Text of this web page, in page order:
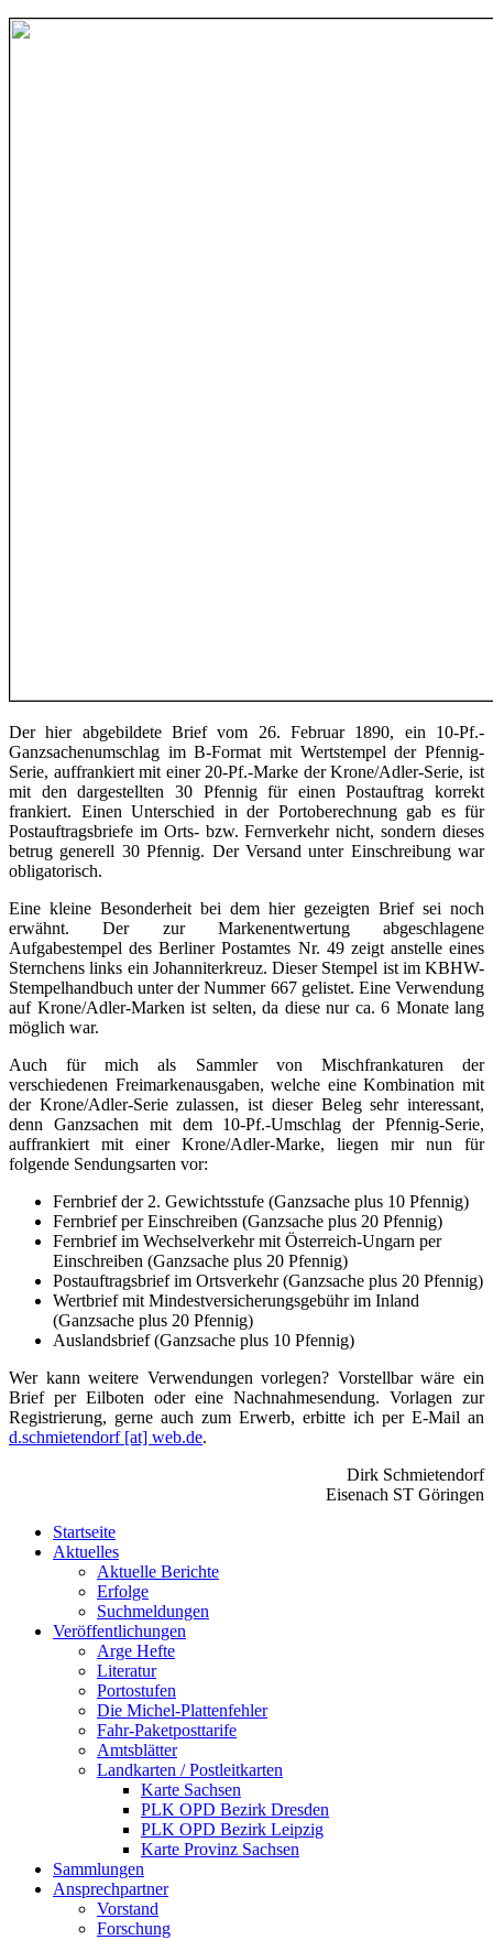
Der hier abgebildete Brief vom 26. Februar 1890, ein 10-Pf.-
Ganzsachenumschlag im B-Format mit Wertstempel der Pfennig-
Serie, auffrankiert mit einer 20-Pf.-Marke der Krone/Adler-Serie, ist
mit den dargestellten 30 Pfennig für einen Postauftrag korrekt
frankiert. Einen Unterschied in der Portoberechnung gab es für
Postauftragsbriefe im Orts- bzw. Fernverkehr nicht, sondern dieses
betrug generell 30 Pfennig. Der Versand unter Einschreibung war
obligatorisch.
Eine kleine Besonderheit bei dem hier gezeigten Brief sei noch
erwähnt. Der zur Markenentwertung abgeschlagene
Aufgabestempel des Berliner Postamtes Nr. 49 zeigt anstelle eines
Sternchens links ein Johanniterkreuz. Dieser Stempel ist im KBHW-
Stempelhandbuch unter der Nummer 667 gelistet. Eine Verwendung
auf Krone/Adler-Marken ist selten, da diese nur ca. 6 Monate lang
möglich war.
Auch für mich als Sammler von Mischfrankaturen der
verschiedenen Freimarkenausgaben, welche eine Kombination mit
der Krone/Adler-Serie zulassen, ist dieser Beleg sehr interessant,
denn Ganzsachen mit dem 10-Pf.-Umschlag der Pfennig-Serie,
auffrankiert mit einer Krone/Adler-Marke, liegen mir nun für
folgende Sendungsarten vor:
Fernbrief der 2. Gewichtsstufe (Ganzsache plus 10 Pfennig)
Fernbrief per Einschreiben (Ganzsache plus 20 Pfennig)
Fernbrief im Wechselverkehr mit Österreich-Ungarn per
Einschreiben (Ganzsache plus 20 Pfennig)
Postauftragsbrief im Ortsverkehr (Ganzsache plus 20 Pfennig)
Wertbrief mit Mindestversicherungsgebühr im Inland
(Ganzsache plus 20 Pfennig)
Auslandsbrief (Ganzsache plus 10 Pfennig)
Wer kann weitere Verwendungen vorlegen? Vorstellbar wäre ein
Brief per Eilboten oder eine Nachnahmesendung. Vorlagen zur
Registrierung, gerne auch zum Erwerb, erbitte ich per E-Mail an
d.schmietendorf [at] web.de.
Dirk Schmietendorf
Eisenach ST Göringen
Startseite
Aktuelles
Aktuelle Berichte
Erfolge
Suchmeldungen
Veröffentlichungen
Arge Hefte
Literatur
Portostufen
Die Michel-Plattenfehler
Fahr-Paketposttarife
Amtsblätter
Landkarten / Postleitkarten
Karte Sachsen
PLK OPD Bezirk Dresden
PLK OPD Bezirk Leipzig
Karte Provinz Sachsen
Sammlungen
Ansprechpartner
Vorstand
Forschung